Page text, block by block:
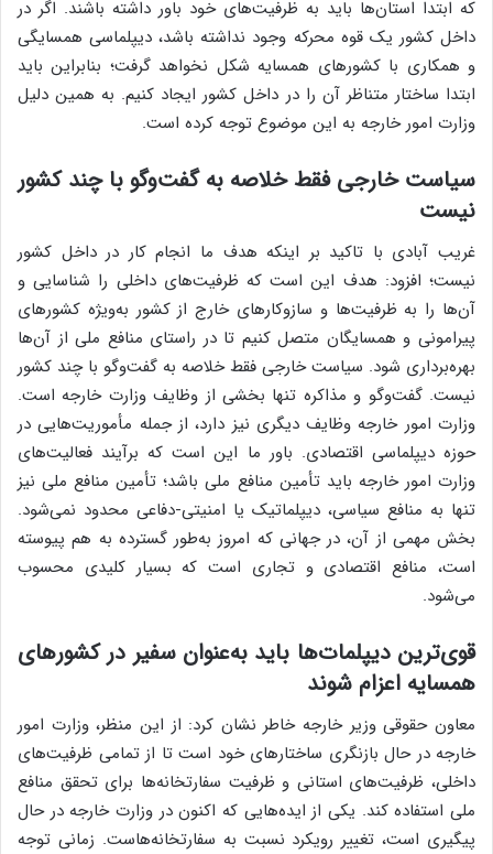
که ابتدا استان‌ها باید به ظرفیت‌های خود باور داشته باشند. اگر در
داخل کشور یک قوه محرکه وجود نداشته باشد، دیپلماسی همسایگی
و همکاری با کشورهای همسایه شکل نخواهد گرفت؛ بنابراین باید
ابتدا ساختار متناظر آن را در داخل کشور ایجاد کنیم. به همین دلیل
وزارت امور خارجه به این موضوع توجه کرده است.
سیاست خارجی فقط خلاصه به گفت‌وگو با چند کشور
نیست
غریب آبادی با تاکید بر اینکه هدف ما انجام کار در داخل کشور
نیست؛ افزود: هدف این است که ظرفیت‌های داخلی را شناسایی و
آن‌ها را به ظرفیت‌ها و سازوکارهای خارج از کشور به‌ویژه کشورهای
پیرامونی و همسایگان متصل کنیم تا در راستای منافع ملی از آن‌ها
بهره‌برداری شود. سیاست خارجی فقط خلاصه به گفت‌وگو با چند کشور
نیست. گفت‌وگو و مذاکره تنها بخشی از وظایف وزارت خارجه است.
وزارت امور خارجه وظایف دیگری نیز دارد، از جمله مأموریت‌هایی در
حوزه دیپلماسی اقتصادی. باور ما این است که برآیند فعالیت‌های
وزارت امور خارجه باید تأمین منافع ملی باشد؛ تأمین منافع ملی نیز
تنها به منافع سیاسی، دیپلماتیک یا امنیتی-دفاعی محدود نمی‌شود.
بخش مهمی از آن، در جهانی که امروز به‌طور گسترده به هم پیوسته
است، منافع اقتصادی و تجاری است که بسیار کلیدی محسوب
می‌شود.
قوی‌ترین دیپلمات‌ها باید به‌عنوان سفیر در کشورهای
همسایه اعزام شوند
معاون حقوقی وزیر خارجه خاطر نشان کرد: از این منظر، وزارت امور
خارجه در حال بازنگری ساختارهای خود است تا از تمامی ظرفیت‌های
داخلی، ظرفیت‌های استانی و ظرفیت سفارتخانه‌ها برای تحقق منافع
ملی استفاده کند. یکی از ایده‌هایی که اکنون در وزارت خارجه در حال
پیگیری است، تغییر رویکرد نسبت به سفارتخانه‌هاست. زمانی توجه